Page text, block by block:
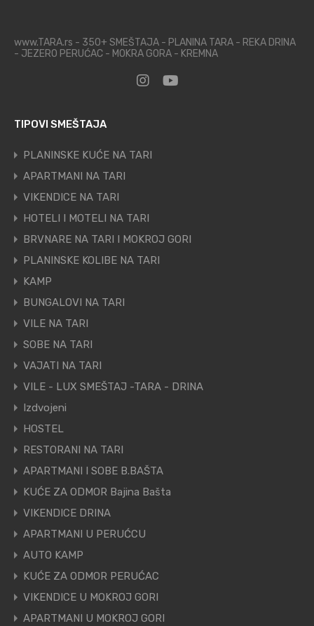
www.TARA.rs - 350+ SMEŠTAJA - PLANINA TARA - REKA DRINA
- JEZERO PERUĆAC - MOKRA GORA - KREMNA
TIPOVI SMEŠTAJA
PLANINSKE KUĆE NA TARI
APARTMANI NA TARI
VIKENDICE NA TARI
HOTELI I MOTELI NA TARI
BRVNARE NA TARI I MOKROJ GORI
PLANINSKE KOLIBE NA TARI
KAMP
BUNGALOVI NA TARI
VILE NA TARI
SOBE NA TARI
VAJATI NA TARI
VILE - LUX SMEŠTAJ -TARA - DRINA
Izdvojeni
HOSTEL
RESTORANI NA TARI
APARTMANI I SOBE B.BAŠTA
KUĆE ZA ODMOR Bajina Bašta
VIKENDICE DRINA
APARTMANI U PERUĆCU
AUTO KAMP
KUĆE ZA ODMOR PERUĆAC
VIKENDICE U MOKROJ GORI
APARTMANI U MOKROJ GORI